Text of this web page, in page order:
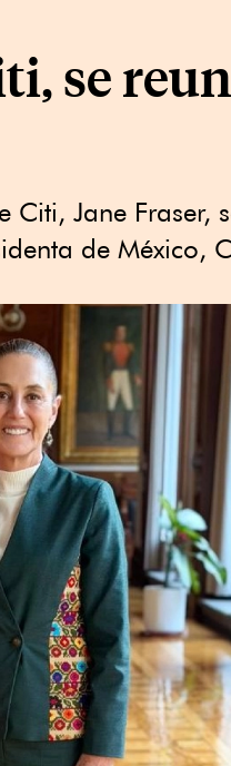
se
Citi, Jane Fraser,
de México,